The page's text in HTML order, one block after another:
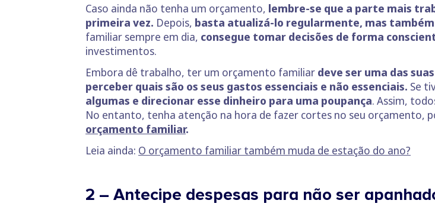
Caso ainda não tenha um orçamento, lembre-se que a parte mais
primeira vez. Depois, basta atualizá-lo regularmente, mas
familiar sempre em dia, consegue tomar decisões de forma
investimentos.
Embora dê trabalho, ter um orçamento familiar deve ser uma das
perceber quais são os seus gastos essenciais e não essenciais. Se
algumas e direcionar esse dinheiro para uma poupança. Assim,
No entanto, tenha atenção na hora de fazer cortes no seu orçamento,
orçamento familiar.
Leia ainda: O orçamento familiar também muda de estação do ano?
2 – Antecipe despesas para não ser